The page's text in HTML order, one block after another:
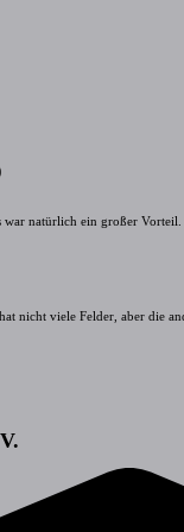
natürlich ein großer Vorteil.
nicht viele Felder, aber die